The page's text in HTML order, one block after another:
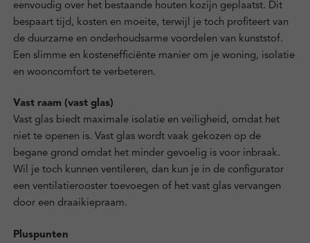
eenvoudig over het bestaande houten kozijn geplaatst. Dit
bespaart tijd, kosten en moeite, terwijl je toch profiteert van
de duurzame en onderhoudsarme voordelen van kunststof.
Een slimme en kostenefficiënte manier om je woning, isolatie
en wooncomfort te verbeteren.
Vast raam (vast glas)
Vast glas biedt maximale isolatie en veiligheid, omdat het
niet te openen is. Vast glas wordt vaak gekozen op de
begane grond omdat het minder gevoelig is voor inbraak.
Wil je toch kunnen ventileren, dan kun je in de configurator
een ventilatierooster toevoegen of het vast glas vervangen
door een draaikiepraam.
Pluspunten